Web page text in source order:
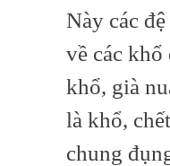
Này các
về các khổ
khổ, già
là khổ,
chung